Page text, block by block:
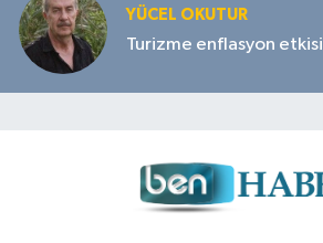
YÜCEL OKUTUR
Turizme enflasyon etkisi